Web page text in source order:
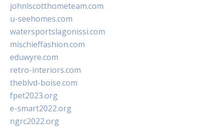
johnlscotthometeam.com
u-seehomes.com
watersportslagonissi.com
mischieffashion.com
eduwyre.com
retro-interiors.com
theblvd-boise.com
fpet2023.org
e-smart2022.org
ngrc2022.org